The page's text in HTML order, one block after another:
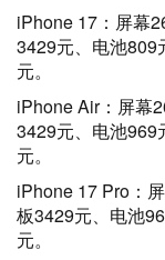
iPhone 17：屏幕
3429元、电池809
元。
iPhone Air：屏幕
3429元、电池969
元。
iPhone 17 Pro：
板3429元、电池
元。